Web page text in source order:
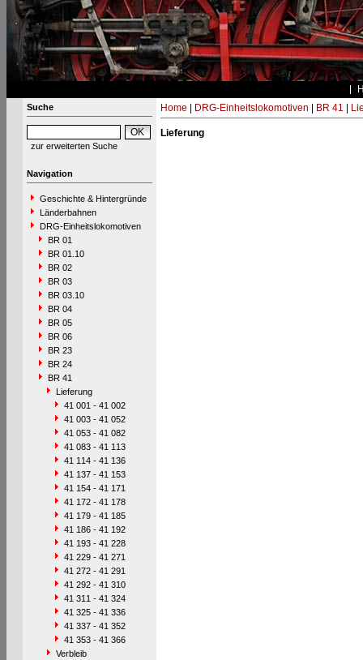
Suche
zur erweiterten Suche
Navigation
Geschichte & Hintergründe
Länderbahnen
DRG-Einheitslokomotiven
BR 01
BR 01.10
BR 02
BR 03
BR 03.10
BR 04
BR 05
BR 06
BR 23
BR 24
BR 41
Lieferung
41 001 - 41 002
41 003 - 41 052
41 053 - 41 082
41 083 - 41 113
41 114 - 41 136
41 137 - 41 153
41 154 - 41 171
41 172 - 41 178
41 179 - 41 185
41 186 - 41 192
41 193 - 41 228
41 229 - 41 271
41 272 - 41 291
41 292 - 41 310
41 311 - 41 324
41 325 - 41 336
41 337 - 41 352
41 353 - 41 366
Verbleib
Home DRG-Einheitslokomotiven BR 41
Lieferung